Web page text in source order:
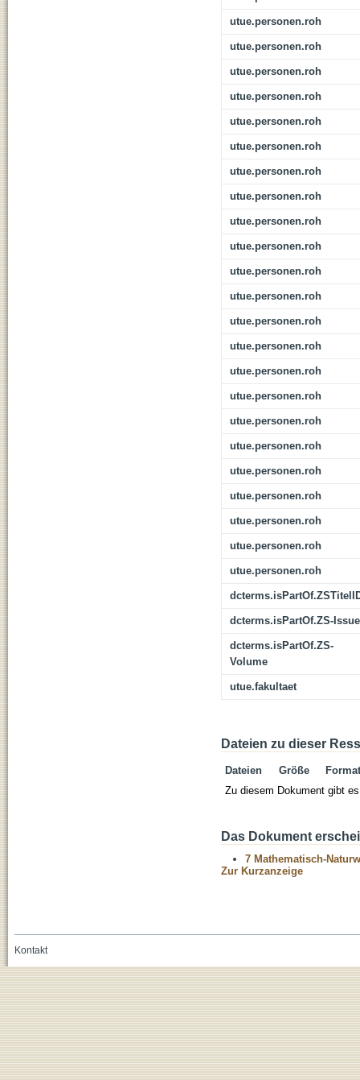
utue.personen.roh
utue.personen.roh
utue.personen.roh
utue.personen.roh
utue.personen.roh
utue.personen.roh
utue.personen.roh
utue.personen.roh
utue.personen.roh
utue.personen.roh
utue.personen.roh
utue.personen.roh
utue.personen.roh
utue.personen.roh
utue.personen.roh
utue.personen.roh
utue.personen.roh
utue.personen.roh
utue.personen.roh
utue.personen.roh
utue.personen.roh
utue.personen.roh
utue.personen.roh
dcterms.isPartOf.ZS-Issue
dcterms.isPartOf.ZS-
Volume
utue.fakultaet
Dateien zu dieser
Dateien Größe
Format
Zu diesem Dokument gibt
Das Dokument
7 Mathematisch-
Zur Kurzanzeige
Kontakt